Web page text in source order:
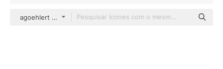
agoehlert Others